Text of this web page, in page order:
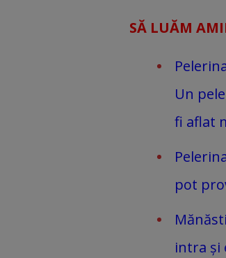
SĂ LUĂM
Un
fi aflat
pot
intra și